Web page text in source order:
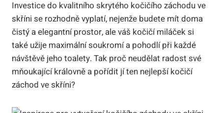
Investice do kvalitního skrytého kočičího záchodu ve
skříni se rozhodně vyplatí, nejenže budete mít doma
čistý a elegantní prostor, ale váš kočičí miláček si
také užije maximální soukromí a pohodlí při každé
návštěvě jeho toalety. Tak proč neudělat radost své
mňoukající královně a pořídit jí ten nejlepší kočičí
záchod ve skříni?